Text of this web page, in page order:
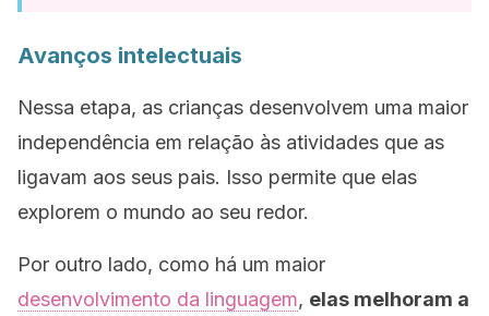
Avanços intelectuais
Nessa etapa, as crianças desenvolvem uma maior
independência em relação às atividades que as
ligavam aos seus pais. Isso permite que elas
explorem o mundo ao seu redor.
Por outro lado, como há um maior
desenvolvimento da linguagem, elas melhoram a